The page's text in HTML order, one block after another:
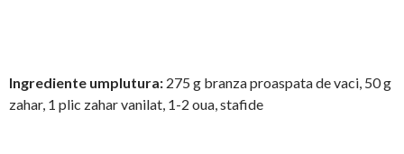
Ingrediente umplutura: 275 g branza proaspata de vaci, 50 g
zahar, 1 plic zahar vanilat, 1-2 oua, stafide